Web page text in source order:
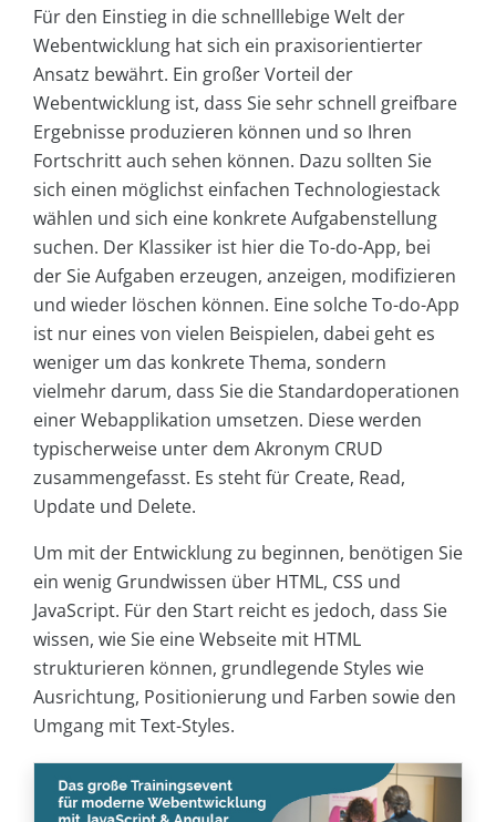
Für den Einstieg in die schnelllebige Welt der
Webentwicklung hat sich ein praxisorientierter
Ansatz bewährt. Ein großer Vorteil der
Webentwicklung ist, dass Sie sehr schnell greifbare
Ergebnisse produzieren können und so Ihren
Fortschritt auch sehen können. Dazu sollten Sie
sich einen möglichst einfachen Technologiestack
wählen und sich eine konkrete Aufgabenstellung
suchen. Der Klassiker ist hier die To-do-App, bei
der Sie Aufgaben erzeugen, anzeigen, modifizieren
und wieder löschen können. Eine solche To-do-App
ist nur eines von vielen Beispielen, dabei geht es
weniger um das konkrete Thema, sondern
vielmehr darum, dass Sie die Standardoperationen
einer Webapplikation umsetzen. Diese werden
typischerweise unter dem Akronym CRUD
zusammengefasst. Es steht für Create, Read,
Update und Delete.
Um mit der Entwicklung zu beginnen, benötigen Sie
ein wenig Grundwissen über HTML, CSS und
JavaScript. Für den Start reicht es jedoch, dass Sie
wissen, wie Sie eine Webseite mit HTML
strukturieren können, grundlegende Styles wie
Ausrichtung, Positionierung und Farben sowie den
Umgang mit Text-Styles.